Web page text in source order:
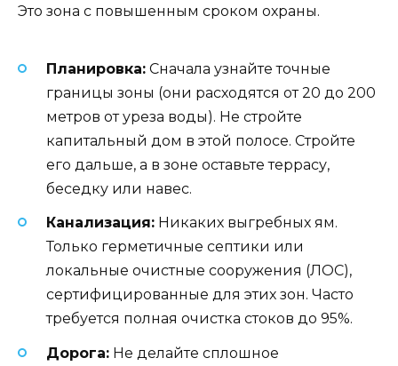
Это зона с повышенным сроком охраны.
Планировка: Сначала узнайте точные
границы зоны (они расходятся от 20 до 200
метров от уреза воды). Не стройте
капитальный дом в этой полосе. Стройте
его дальше, а в зоне оставьте террасу,
беседку или навес.
Канализация: Никаких выгребных ям.
Только герметичные септики или
локальные очистные сооружения (ЛОС),
сертифицированные для этих зон. Часто
требуется полная очистка стоков до 95%.
Дорога: Не делайте сплошное